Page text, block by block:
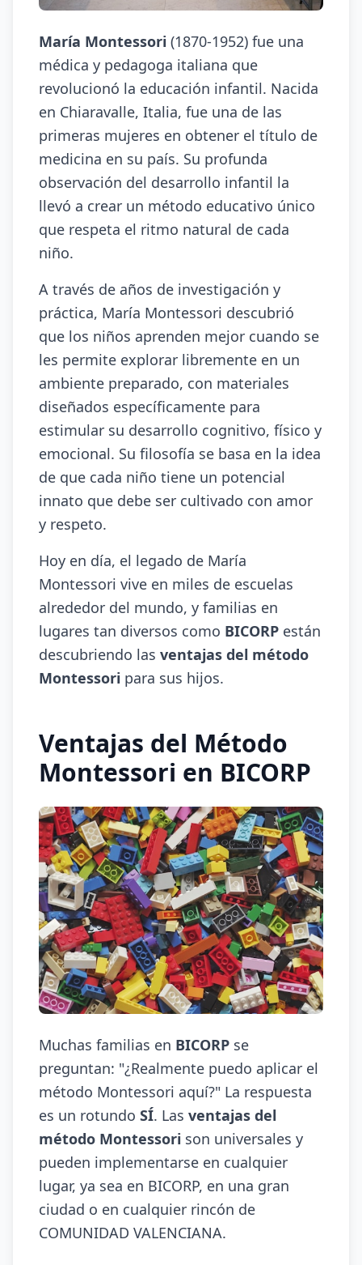
María Montessori (1870-1952) fue una
médica y pedagoga italiana que
revolucionó la educación infantil. Nacida
en Chiaravalle, Italia, fue una de las
primeras mujeres en obtener el título de
medicina en su país. Su profunda
observación del desarrollo infantil la
llevó a crear un método educativo único
que respeta el ritmo natural de cada
niño.
A través de años de investigación y
práctica, María Montessori descubrió
que los niños aprenden mejor cuando se
les permite explorar libremente en un
ambiente preparado, con materiales
diseñados específicamente para
estimular su desarrollo cognitivo, físico y
emocional. Su filosofía se basa en la idea
de que cada niño tiene un potencial
innato que debe ser cultivado con amor
y respeto.
Hoy en día, el legado de María
Montessori vive en miles de escuelas
alrededor del mundo, y familias en
lugares tan diversos como BICORP están
descubriendo las ventajas del método
Montessori para sus hijos.
Ventajas del Método
Montessori en BICORP
Muchas familias en BICORP se
preguntan: "¿Realmente puedo aplicar el
método Montessori aquí?" La respuesta
es un rotundo SÍ. Las ventajas del
método Montessori son universales y
pueden implementarse en cualquier
lugar, ya sea en BICORP, en una gran
ciudad o en cualquier rincón de
COMUNIDAD VALENCIANA.